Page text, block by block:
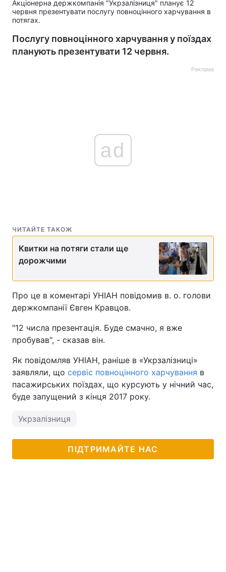
Акціонерна держкомпанія "Укрзалізниця" планує 12
червня презентувати послугу повноцінного харчування в
потягах.
Послугу повноцінного харчування у поїздах
планують презентувати 12 червня.
Реклама
ad
ЧИТАЙТЕ ТАКОЖ
Квитки на потяги стали ще
дорожчими
Про це в коментарі УНІАН повідомив в. о. голови
держкомпанії Євген Кравцов.
"12 числа презентація. Буде смачно, я вже
пробував", - сказав він.
Як повідомляв УНІАН, раніше в «Укрзалізниці»
заявляли, що сервіс повноцінного харчування в
пасажирських поїздах, що курсують у нічний час,
буде запущений з кінця 2017 року.
Укрзалізниця
ПІДТРИМАЙТЕ НАС